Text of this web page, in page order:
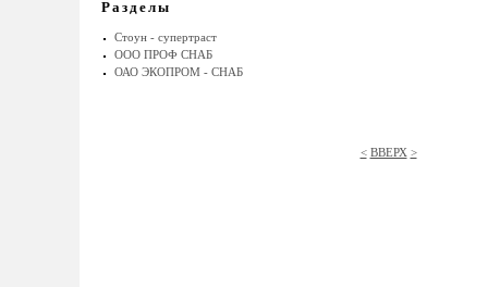
Разделы
Стоун - супертраст
ООО ПРОФ СНАБ
ОАО ЭКОПРОМ - СНАБ
< ВВЕРХ >